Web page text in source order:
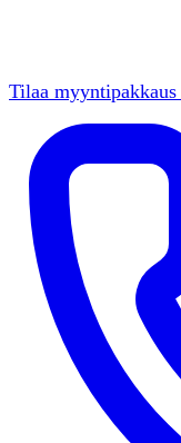
Tilaa myyntipakkaus